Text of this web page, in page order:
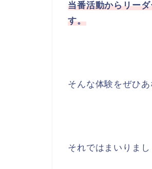
当番活動からリー
す。
そんな体験をぜひ
それではまいりまし